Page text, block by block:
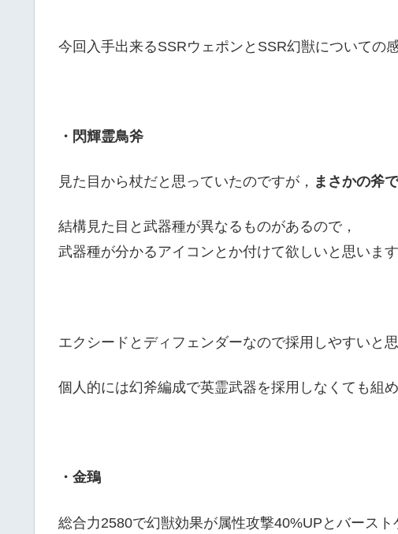
今回入手出来るSSRウェポンとSSR幻獣についての
・閃輝霊鳥斧
見た目から杖だと思っていたのですが， まさかの斧
結構見た目と武器種が異なるものがあるので，
武器種が分かるアイコンとか付けて欲しいと思います
エクシードとディフェンダーなので採用しやすいと思
個人的には幻斧編成で英霊武器を採用しなくても組
・金鵄
総合力2580で幻獣効果が属性攻撃40%UPとバースト